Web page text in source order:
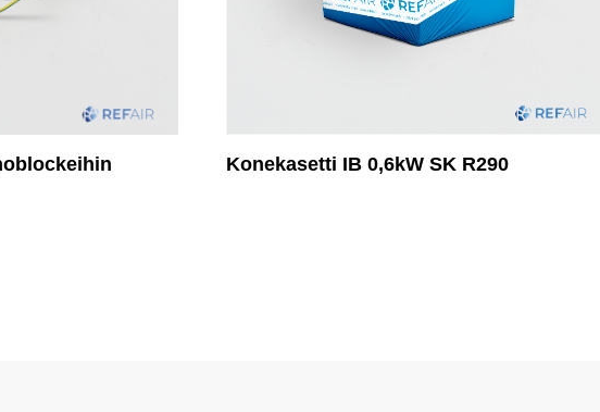
Konekasetti IB 0,6kW SK R290